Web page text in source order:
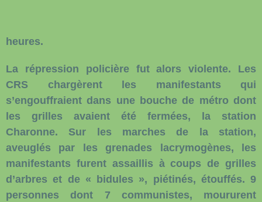
heures.
La répression policière fut alors violente. Les
CRS chargèrent les manifestants qui
s’engouffraient dans une bouche de métro dont
les grilles avaient été fermées, la station
Charonne. Sur les marches de la station,
aveuglés par les grenades lacrymogènes, les
manifestants furent assaillis à coups de grilles
d’arbres et de « bidules », piétinés, étouffés. 9
personnes dont 7 communistes, moururent